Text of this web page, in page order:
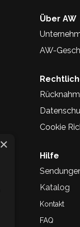
Über AW
AW-
Cookie
Hilfe
Katalog
Kontakt
FAQ
×